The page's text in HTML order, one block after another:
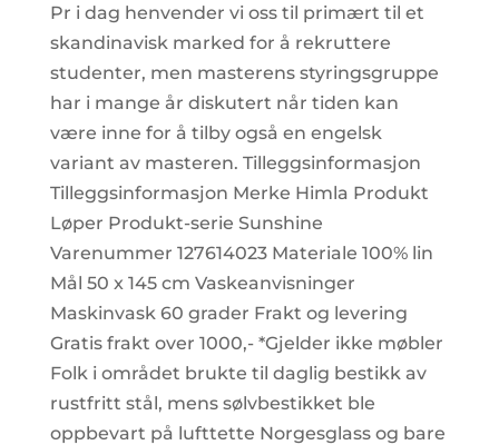
Pr i dag henvender vi oss til primært til et
skandinavisk marked for å rekruttere
studenter, men masterens styringsgruppe
har i mange år diskutert når tiden kan
være inne for å tilby også en engelsk
variant av masteren. Tilleggsinformasjon
Tilleggsinformasjon Merke Himla Produkt
Løper Produkt-serie Sunshine
Varenummer 127614023 Materiale 100% lin
Mål 50 x 145 cm Vaskeanvisninger
Maskinvask 60 grader Frakt og levering
Gratis frakt over 1000,- *Gjelder ikke møbler
Folk i området brukte til daglig bestikk av
rustfritt stål, mens sølvbestikket ble
oppbevart på lufttette Norgesglass og bare